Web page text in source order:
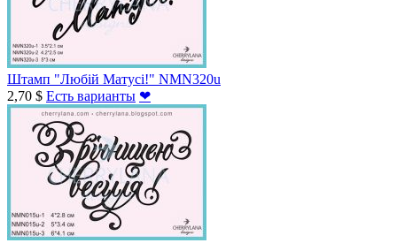
Штамп "Любій Матусі!" NMN320u
2,70 $ Есть варианты ❤